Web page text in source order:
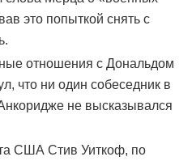
это попыткой снять с
отношения с Дональдом
что ни один собеседник в
не высказывался
США Стив Уиткоф, по